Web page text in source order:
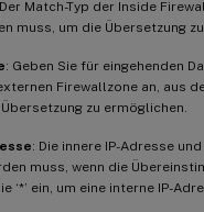
Match-Typ der Inside
muss, um die Übersetzung
: Geben Sie für eingehenden
Firewallzone an, aus
zu ermöglichen.
: Die innere IP-Adresse
muss, wenn die
‘*’ ein, um eine interne IP-